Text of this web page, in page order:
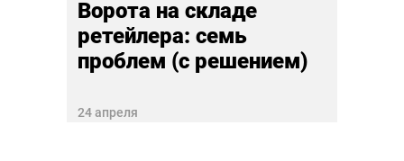
Ворота на складе
ретейлера: семь
проблем (с решением)
24 апреля